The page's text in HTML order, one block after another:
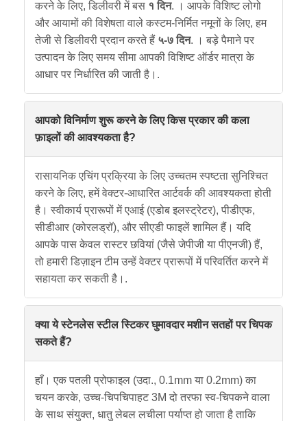
करने के लिए, डिलीवरी में बस १ दिन. । आपके विशिष्ट लोगो
और आयामों की विशेषता वाले कस्टम-निर्मित नमूनों के लिए, हम
तेजी से डिलीवरी प्रदान करते हैं ५-७ दिन. । बड़े पैमाने पर
उत्पादन के लिए समय सीमा आपकी विशिष्ट ऑर्डर मात्रा के
आधार पर निर्धारित की जाती है।.
आपको विनिर्माण शुरू करने के लिए किस प्रकार की कला
फ़ाइलों की आवश्यकता है?
रासायनिक एचिंग प्रक्रिया के लिए उच्चतम स्पष्टता सुनिश्चित
करने के लिए, हमें वेक्टर-आधारित आर्टवर्क की आवश्यकता होती
है। स्वीकार्य प्रारूपों में एआई (एडोब इलस्ट्रेटर), पीडीएफ,
सीडीआर (कोरलड्रॉ), और सीएडी फाइलें शामिल हैं। यदि
आपके पास केवल रास्टर छवियां (जैसे जेपीजी या पीएनजी) हैं,
तो हमारी डिज़ाइन टीम उन्हें वेक्टर प्रारूपों में परिवर्तित करने में
सहायता कर सकती है।.
क्या ये स्टेनलेस स्टील स्टिकर घुमावदार मशीन सतहों पर चिपक
सकते हैं?
हाँ। एक पतली प्रोफाइल (उदा., 0.1mm या 0.2mm) का
चयन करके, उच्च-चिपचिपाहट 3M दो तरफा स्व-चिपकने वाला
के साथ संयुक्त, धातु लेबल लचीला पर्याप्त हो जाता है ताकि